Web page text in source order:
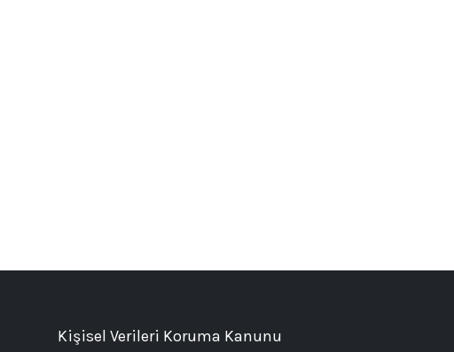
Kişisel Verileri Koruma Kanunu